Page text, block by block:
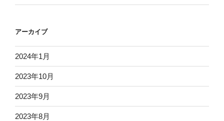
アーカイブ
2024年1月
2023年10月
2023年9月
2023年8月